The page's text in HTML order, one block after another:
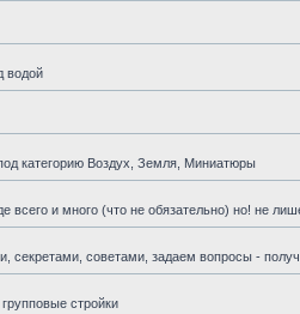
водой
категорию Воздух, Земля, Миниатюры
всего и много (что не обязательно) но! не
секретами, советами, задаем вопросы -
стройки